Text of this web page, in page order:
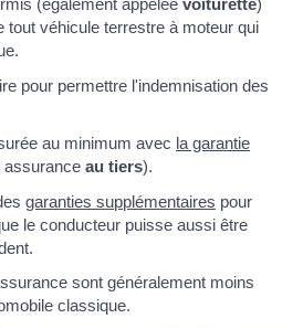
(également appelée voiturette)
tout véhicule terrestre à moteur qui
pour permettre l'indemnisation des
au minimum avec la garantie
assurance au tiers).
garanties supplémentaires pour
le conducteur puisse aussi être
sont généralement moins
classique.